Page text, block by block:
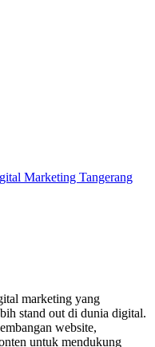
Marketing Tangerang
marketing yang
stand out di dunia digital.
website,
untuk mendukung